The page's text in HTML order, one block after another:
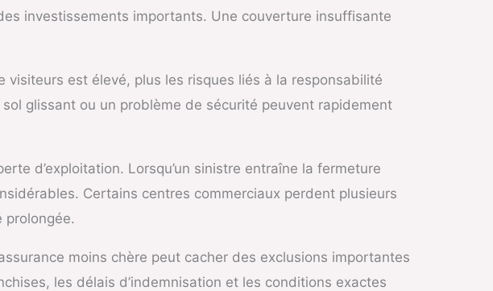
investissements importants. Une couverture insuffisante
est élevé, plus les risques liés à la responsabilité
glissant ou un problème de sécurité peuvent rapidement
d’exploitation. Lorsqu’un sinistre entraîne la fermeture
Certains centres commerciaux perdent plusieurs
prolongée.
moins chère peut cacher des exclusions importantes
les délais d’indemnisation et les conditions exactes